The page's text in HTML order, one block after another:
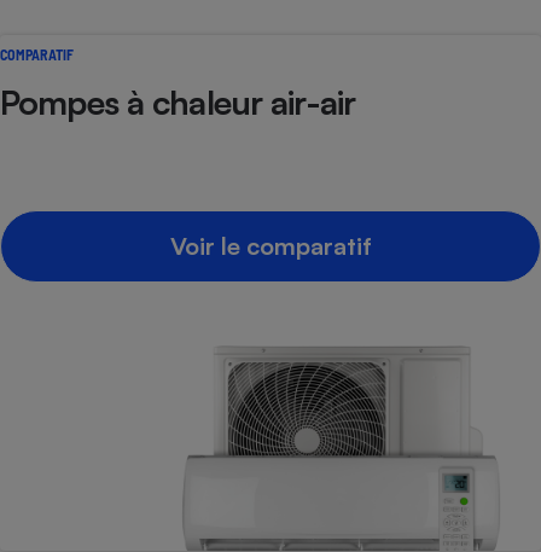
COMPARATIF
Pompes à chaleur air-air
Voir le comparatif